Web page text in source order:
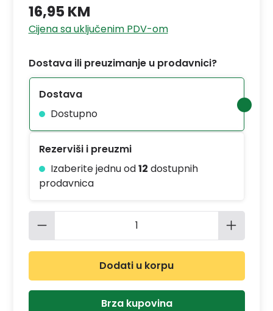
16,95 KM
Cijena sa uključenim PDV-om
Dostava ili preuzimanje u prodavnici?
Dostava
Dostupno
Rezerviši i preuzmi
Izaberite jednu od12 dostupnih
prodavnica
Količina proizvoda: Unesite
Dodati u korpu
Brza kupovina